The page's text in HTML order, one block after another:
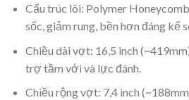
Cấu trúc lõi: Polymer
sốc, giảm rung, bền hơn đáng kể
Chiều dài vợt: 16,5 inch
trợ tầm với và lực đánh.
Chiều rộng vợt: 7,4 inch